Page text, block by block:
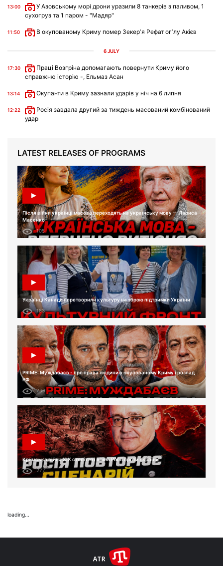
13:00
У Азовському морі дрони уразили 8 танкерів з паливом, 1
сухогруз та 1 паром - "Мадяр"
11:50 В окупованому Криму помер Зекерʼя Рефат огʼлу Акієв
6 JULY
17:30
Праці Возгріна допомагають повернути Криму його
справжню історію -, Ельмаз Асан
13:14 Окупанти в Криму зазнали ударів у ніч на 6 липня
12:22
Росія завдала другий за тиждень масований комбінований
удар
LATEST RELEASES OF PROGRAMS
Після війни українці масово переходять на українську мову — Лариса
Масенко
105
Українці Канади перетворили культуру на зброю підтримки України
183
PRIME: Муждабаєв - про права людини в окупованому Криму і розпад
РФ
266
Кримська війна XIX століття і війна Росії проти України
277
loading...